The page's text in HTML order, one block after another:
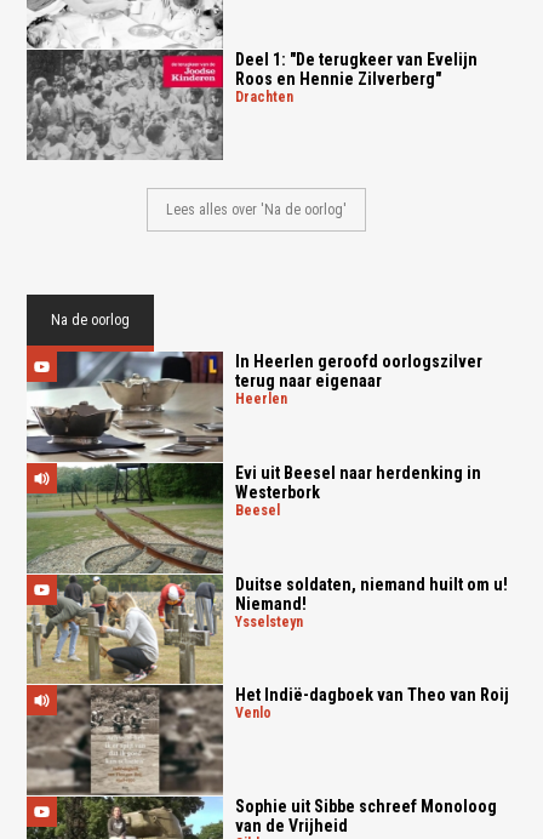
Deel 1: "De terugkeer van Evelijn
Roos en Hennie Zilverberg"
drachten
Lees alles over 'Na de oorlog'
Na de oorlog
In Heerlen geroofd oorlogszilver
terug naar eigenaar
heerlen
Evi uit Beesel naar herdenking in
Westerbork
beesel
Duitse soldaten, niemand huilt om u!
Niemand!
ysselsteyn
Het Indië-dagboek van Theo van Roij
venlo
Sophie uit Sibbe schreef Monoloog
van de Vrijheid